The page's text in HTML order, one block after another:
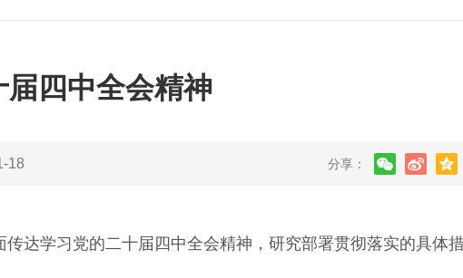
四中全会精神
18 分享：
达学习党的二十届四中全会精神，研究部署贯彻落实的具体